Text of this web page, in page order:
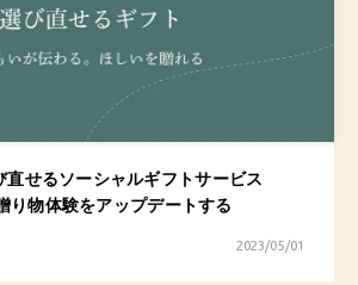
直せるソーシャルギフトサービス
り物体験をアップデートする
2023/05/01